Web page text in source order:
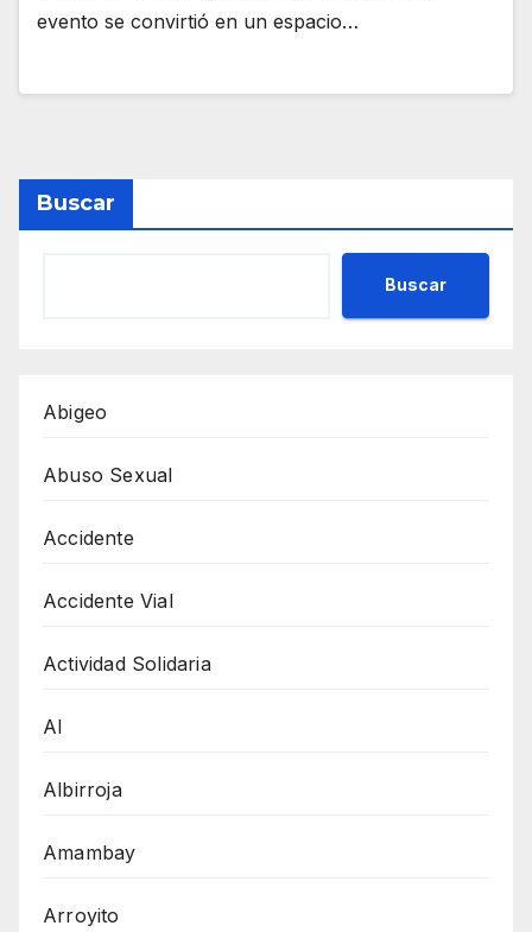
evento se convirtió en un espacio…
Buscar
Buscar
Abigeo
Abuso Sexual
Accidente
Accidente Vial
Actividad Solidaria
AI
Albirroja
Amambay
Arroyito